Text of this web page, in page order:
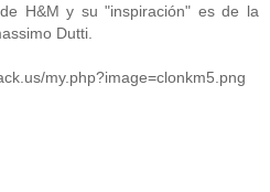
H&M y su "inspiración" es de la
Dutti.
my.php?image=clonkm5.png